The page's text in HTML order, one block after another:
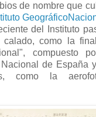
de nombre que
del Instituto
como la
compuesto
de España
como la